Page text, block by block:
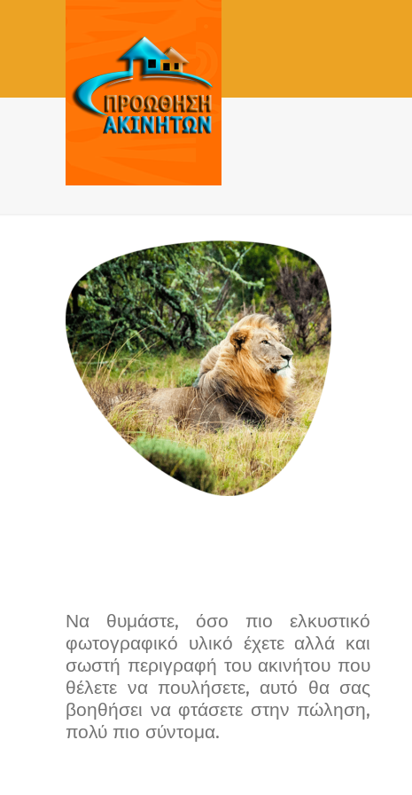
Να θυμάστε, όσο πιο ελκυστικό
φωτογραφικό υλικό έχετε αλλά και
σωστή περιγραφή του ακινήτου που
θέλετε να πουλήσετε, αυτό θα σας
βοηθήσει να φτάσετε στην πώληση,
πολύ πιο σύντομα.